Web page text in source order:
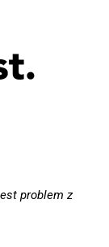
problem z